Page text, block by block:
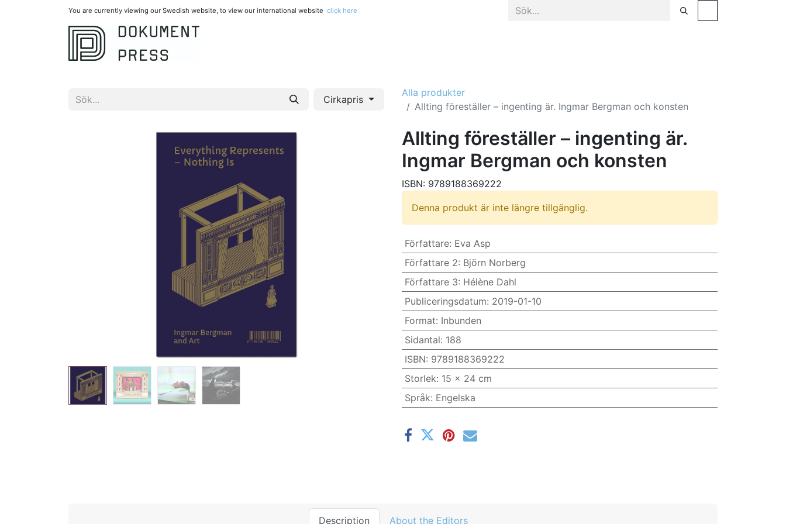
You are currently viewing our Swedish website, to view our international website click here
Cirkapris
Alla produkter
Allting föreställer – ingenting är. Ingmar Bergman och konsten
Allting föreställer – ingenting är.
Ingmar Bergman och konsten
ISBN: 9789188369222
Denna produkt är inte längre tillgänglig.
Författare: Eva Asp
Författare 2: Björn Norberg
Författare 3: Hélène Dahl
Publiceringsdatum: 2019-01-10
Format: Inbunden
Sidantal: 188
ISBN: 9789188369222
Storlek: 15 x 24 cm
Språk: Engelska
Description About the Editors